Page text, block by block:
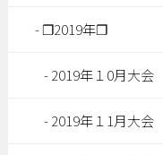
❐2019年❐
2019年１0月大会
2019年１1月大会